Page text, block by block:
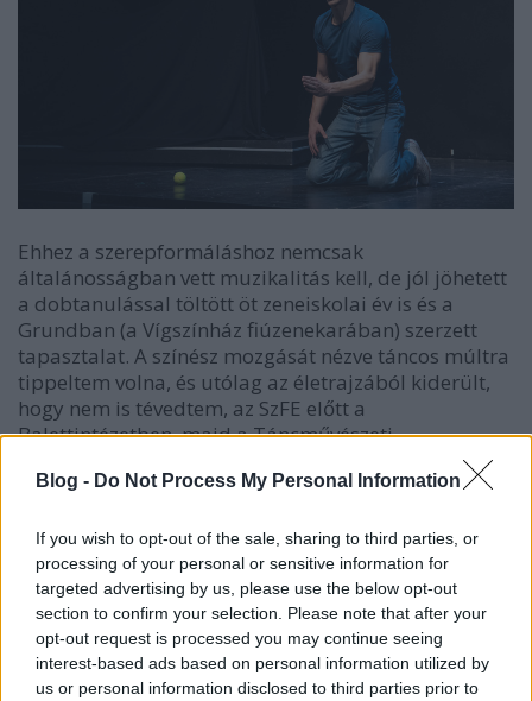
Blog - Do Not Process My Personal Information
If you wish to opt-out of the sale, sharing to third parties, or
processing of your personal or sensitive information for
targeted advertising by us, please use the below opt-out
section to confirm your selection. Please note that after your
opt-out request is processed you may continue seeing
interest-based ads based on personal information utilized by
us or personal information disclosed to third parties prior to
Ehhez a szerepformáláshoz nemcsak
általánosságban vett muzikalitás kell, de jól jöhetett
a dobtanulással töltött öt zeneiskolai év is és a
Grundban (a Vígszínház fiúzenekarában) szerzett
tapasztalat. A színész mozgását nézve táncos múltra
tippeltem volna, és utólag az életrajzából kiderült,
hogy nem is tévedtem, az SzFE előtt a
Balettintézetben, majd a Táncművészeti
is jó látni, hogy valaki ilyen sokféle tehetséggel
rendelkezik (szinte már szuperman kategória),
ráadásul Medveczky Balázs ezt képes egy önmagán
messze túlmutató előadás szolgálatába állítani.
Szórakoztat, de nem öncélúan.